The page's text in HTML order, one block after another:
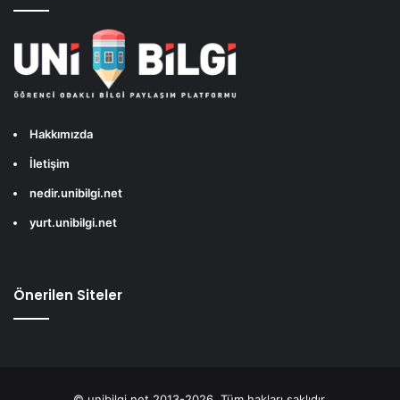
Hakkımızda
İletişim
nedir.unibilgi.net
yurt.unibilgi.net
Önerilen Siteler